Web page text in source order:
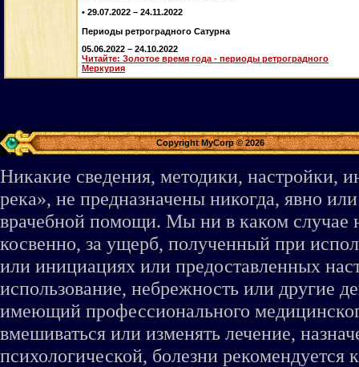
• 29.07.2022 – 24.11.2022
Периоды ретроградного Сатурна
05.06.2022 – 24.10.2022
Читайте: Золотое время года - периоды ретроградного
Меркурия
Copyright MyCorp © 2026
Никакие сведения, методики, настройки,
река», не предназначены никогда, явно
врачебной помощи. Мы ни в каком случае
косвенно, за ущерб, полученный при
или инициациях или предоставленных
использование, небрежность или другие
имеющий профессионального
вмешиваться или изменять лечение,
психологической, болезни рекомендуется